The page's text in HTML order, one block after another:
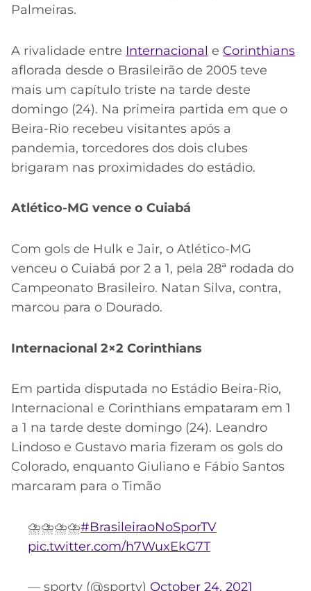
Palmeiras.
A rivalidade entre Internacional e Corinthians
aflorada desde o Brasileirão de 2005 teve
mais um capítulo triste na tarde deste
domingo (24). Na primeira partida em que o
Beira-Rio recebeu visitantes após a
pandemia, torcedores dos dois clubes
brigaram nas proximidades do estádio.
Atlético-MG vence o Cuiabá
Com gols de Hulk e Jair, o Atlético-MG
venceu o Cuiabá por 2 a 1, pela 28ª rodada do
Campeonato Brasileiro. Natan Silva, contra,
marcou para o Dourado.
Internacional 2×2 Corinthians
Em partida disputada no Estádio Beira-Rio,
Internacional e Corinthians empataram em 1
a 1 na tarde deste domingo (24). Leandro
Lindoso e Gustavo maria fizeram os gols do
Colorado, enquanto Giuliano e Fábio Santos
marcaram para o Timão
⛈️⛈️⛈️⛈️#BrasileiraoNoSporTV
pic.twitter.com/h7WuxEkG7T
— sportv (@sportv) October 24, 2021